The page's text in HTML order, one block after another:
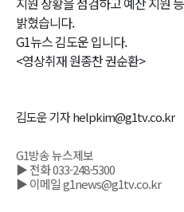
밝혔습니다.
G1뉴스 김도운 입니다.
<영상취재 원종찬 권순환>
김도운 기자 helpkim@g1tv.co.kr
G1방송 뉴스제보
▶ 전화 033-248-5300
▶ 이메일 g1news@g1tv.co.kr